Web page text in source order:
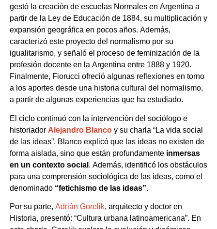
gestó la creación de escuelas Normales en Argentina a
partir de la Ley de Educación de 1884, su multiplicación y
expansión geográfica en pocos años. Además,
caracterizó este proyecto del normalismo por su
igualitarismo, y señaló el proceso de feminización de la
profesión docente en la Argentina entre 1888 y 1920.
Finalmente, Fiorucci ofreció algunas reflexiones en torno
a los aportes desde una historia cultural del normalismo,
a partir de algunas experiencias que ha estudiado.
El ciclo continuó con la intervención del sociólogo e
historiador Alejandro Blanco y su charla “La vida social
de las ideas”. Blanco explicó que las ideas no existen de
forma aislada, sino que están profundamente inmersas
en un contexto social . Además, identificó los obstáculos
para una comprensión sociológica de las ideas, como el
denominado “fetichismo de las ideas”.
Por su parte, Adrián Gorelik, arquitecto y doctor en
Historia, presentó: “Cultura urbana latinoamericana”. En